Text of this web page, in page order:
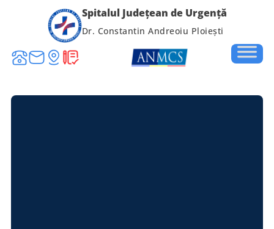
Spitalul Județean de Urgență
Dr. Constantin Andreoiu Ploiești